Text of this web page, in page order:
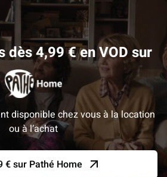
dès 4,99 € en VOD sur
disponible chez vous à la location
ou à l’achat
€ sur Pathé Home